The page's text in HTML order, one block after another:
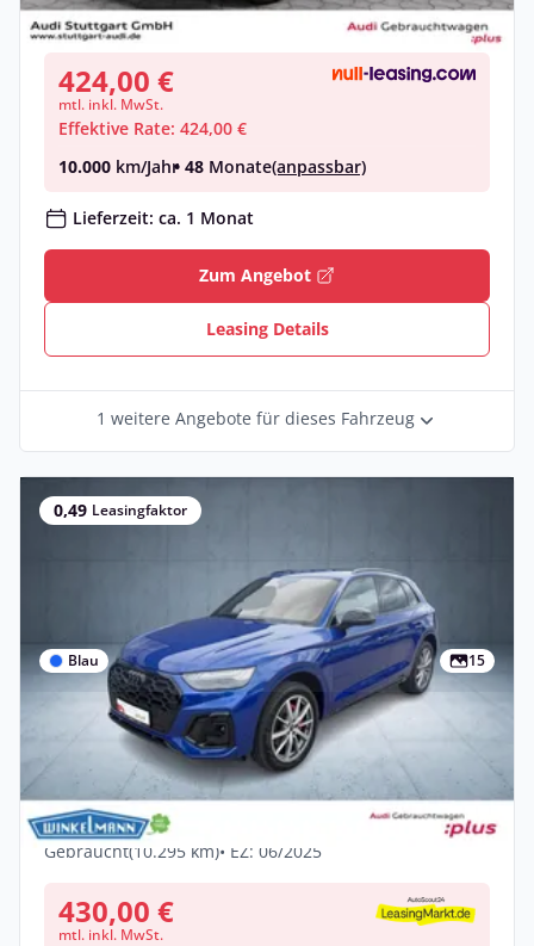
Gebraucht(21.313 km)
424,00 €
mtl. inkl. MwSt.
Effektive Rate: 424,00 €
10.000 km/Jahr• 48 Monate(anpassbar)
Lieferzeit: ca. 1 Monat
Zum Angebot
Leasing Details
1 weitere Angebote für dieses Fahrzeug
0,49 Leasingfaktor
Blau 15
Privat & Gewerbe
Audi Q5 S line 50 TFSI e quattro MATRIX
B&O HEAD-UP AHK **SOFORT
VERFÜGBAR!**
Hybrid •Automatik •
Gebraucht(10.295 km)• EZ: 06/2025
430,00 €
mtl. inkl. MwSt.